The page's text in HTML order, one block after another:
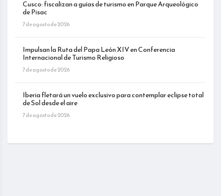
Cusco: fiscalizan a guías de turismo en Parque Arqueológico
de Pisac
7 de agosto de 2026
Impulsan la Ruta del Papa León XIV en Conferencia
Internacional de Turismo Religioso
7 de agosto de 2026
Iberia fletará un vuelo exclusivo para contemplar eclipse total
de Sol desde el aire
7 de agosto de 2026